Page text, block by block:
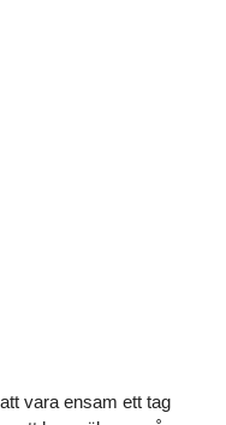
vara ensam ett tag